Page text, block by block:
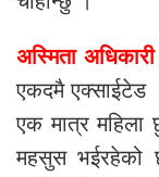
अस्मिता
एकदमै एक्साईटेड
एक मात्र महिला
महसुस भईरहेको